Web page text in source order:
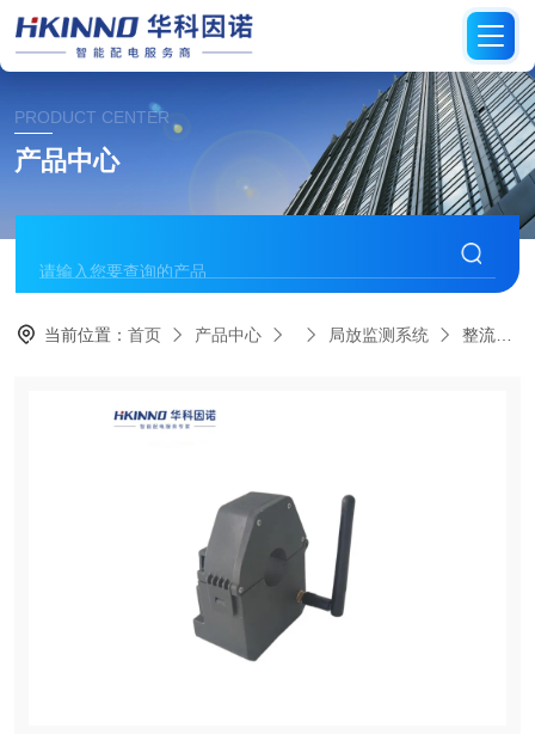
PRODUCT CENTER
产品中心
当前位置：首页 产品中心 局放监测系统 整流变压器局放监测系统-易装型